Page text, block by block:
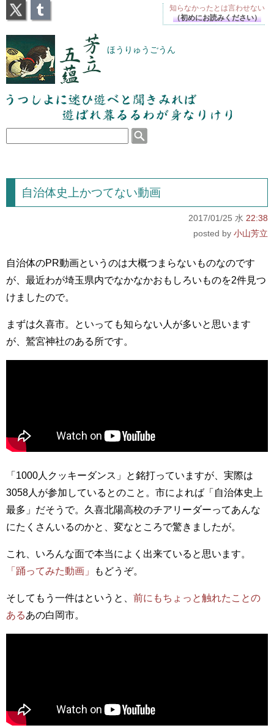
芳立五蘊 ほうりゅうごうん
うつしよに迷ひ遊べと聞きみれば遊ばれ暮るるわが
身なりけり
自治体史上かつてない動画
2017/01/25 水 22:38
小山芳立
自治体のPR動画というのは大概つまらないものなのです
が、最近わが埼玉県内でなかなかおもしろいものを2件見つ
けましたので。
まずは久喜市。といっても知らない人が多いと思います
が、鷲宮神社のある所です。
「1000人クッキーダンス」と銘打っていますが、実際は
3058人が参加しているとのこと。市によれば「自治体史上
最多」だそうで。久喜北陽高校のチアリーダーってあんな
にたくさんいるのかと、変なところで驚きましたが。
これ、いろんな面で本当によく出来ていると思います。
「踊ってみた動画」
もどうぞ。
そしてもう一件はというと、 前にもちょっと触れたことの
あるあの白岡市。
知らなかったとは言わせない
（初めにお読みください）
X Tumblr